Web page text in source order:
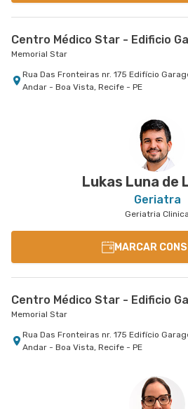
Centro Médico Star - Edificio
Memorial Star
Rua Das Fronteiras nr. 175 Edifício
Andar - Boa Vista, Recife - PE
Lukas Luna de
Geriatra
Geriatria Clinica
MARCAR
Centro Médico Star - Edificio
Memorial Star
Rua Das Fronteiras nr. 175 Edifício
Andar - Boa Vista, Recife - PE